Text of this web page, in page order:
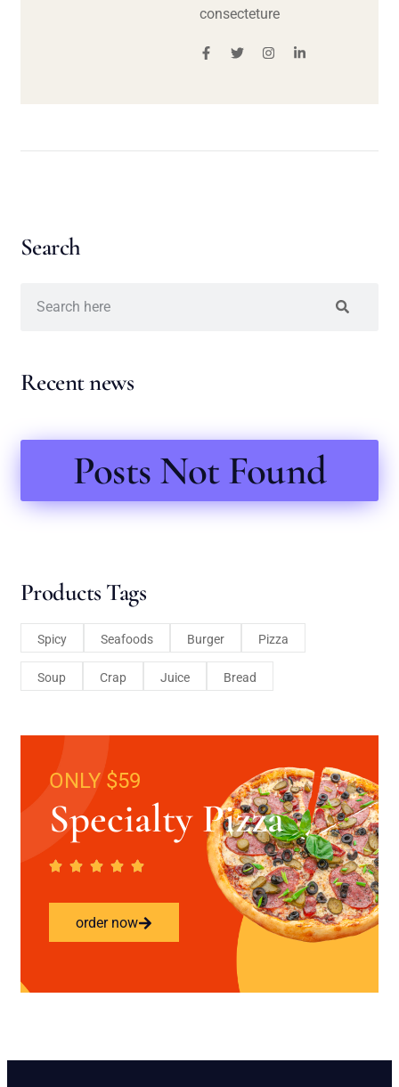
consecteture
Search
Recent news
Posts Not Found
Products Tags
Spicy Seafoods Burger Pizza
Soup Crap Juice Bread
ONLY $59
Specialty Pizza
order now